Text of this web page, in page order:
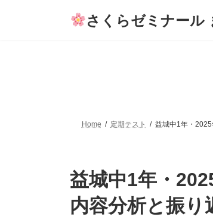
さくらゼミナール
Home 定期テスト 益城中1年・
益城中1年・
内容分析と振り